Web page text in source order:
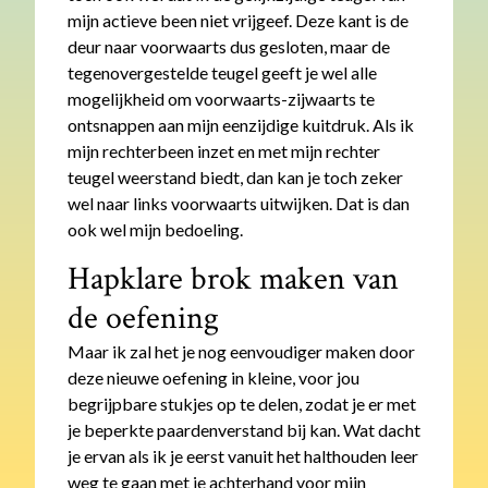
mijn actieve been niet vrijgeef. Deze kant is de
deur naar voorwaarts dus gesloten, maar de
tegenovergestelde teugel geeft je wel alle
mogelijkheid om voorwaarts-zijwaarts te
ontsnappen aan mijn eenzijdige kuitdruk. Als ik
mijn rechterbeen inzet en met mijn rechter
teugel weerstand biedt, dan kan je toch zeker
wel naar links voorwaarts uitwijken. Dat is dan
ook wel mijn bedoeling.
Hapklare brok maken van
de oefening
Maar ik zal het je nog eenvoudiger maken door
deze nieuwe oefening in kleine, voor jou
begrijpbare stukjes op te delen, zodat je er met
je beperkte paardenverstand bij kan. Wat dacht
je ervan als ik je eerst vanuit het halthouden leer
weg te gaan met je achterhand voor mijn